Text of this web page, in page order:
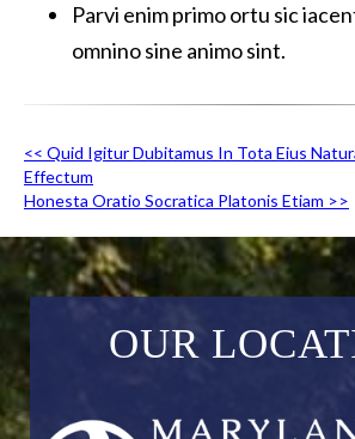
Parvi enim primo ortu sic
omnino sine animo sint.
<< Quid Igitur Dubitamus In Tota Eius
Effectum
Honesta Oratio Socratica Platonis Etiam >>
OUR